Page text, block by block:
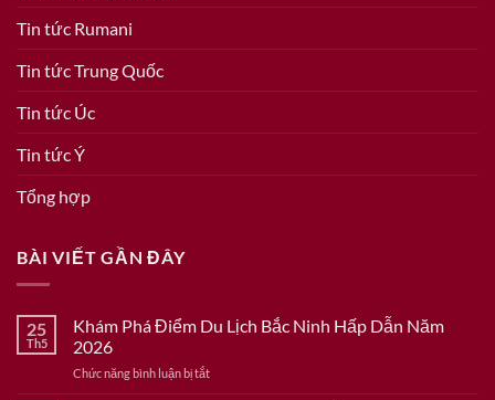
Tin tức Rumani
Tin tức Trung Quốc
Tin tức Úc
Tin tức Ý
Tổng hợp
BÀI VIẾT GẦN ĐÂY
25
Th5
Khám Phá Điểm Du Lịch Bắc Ninh Hấp Dẫn Năm
2026
Chức năng bình luận bị tắtở